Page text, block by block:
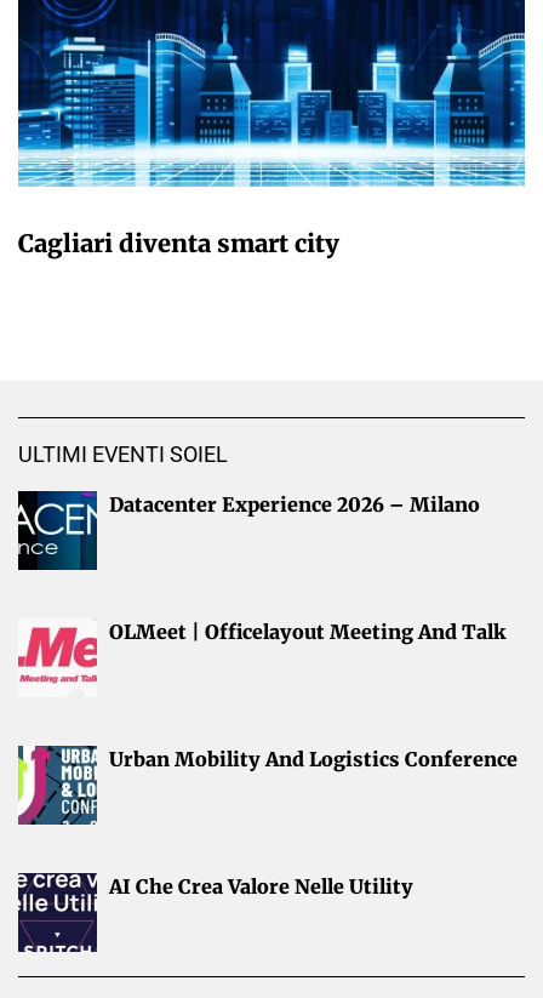
Cagliari diventa smart city
ULTIMI EVENTI SOIEL
Datacenter Experience 2026 – Milano
OLMeet | Officelayout Meeting And Talk
Urban Mobility And Logistics Conference
AI Che Crea Valore Nelle Utility